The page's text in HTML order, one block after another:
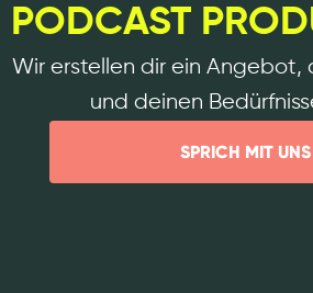
PODCAST
Wir erstellen dir ein Angebot,
und deinen
SPRICH MIT UNS